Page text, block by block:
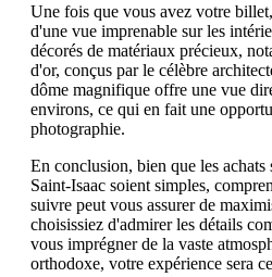
Une fois que vous avez votre
d'une vue imprenable sur les
décorés de matériaux précieux,
d'or, conçus par le célèbre
dôme magnifique offre une vue
environs, ce qui en fait une
photographie.
En conclusion, bien que les achats
Saint-Isaac soient simples,
suivre peut vous assurer de
choisissiez d'admirer les détails
vous imprégner de la vaste
orthodoxe, votre expérience sera